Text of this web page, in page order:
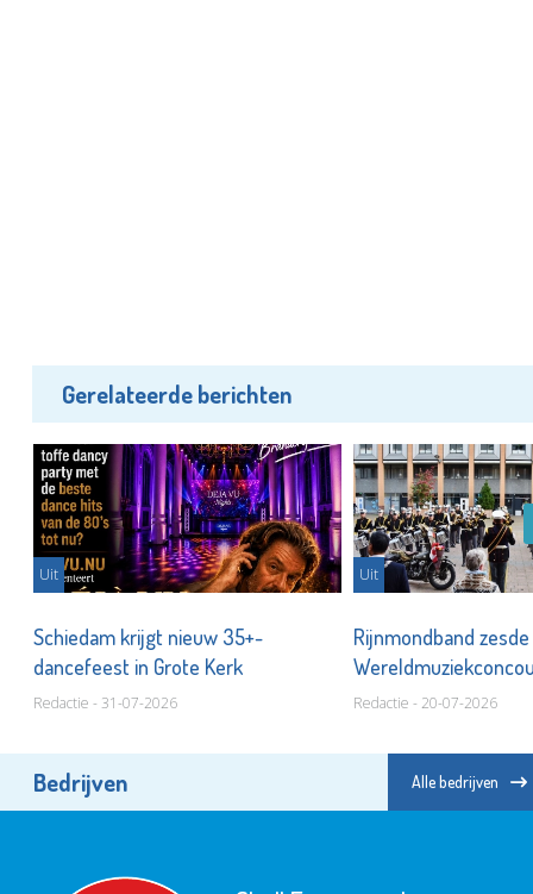
Gerelateerde berichten
Uit
Schiedam krijgt nieuw 35+-
dancefeest in Grote Kerk
Redactie - 31-07-2026
Uit
Rijnmondband
Redactie - 20-07-2026
Bedrijven Alle bedrijven